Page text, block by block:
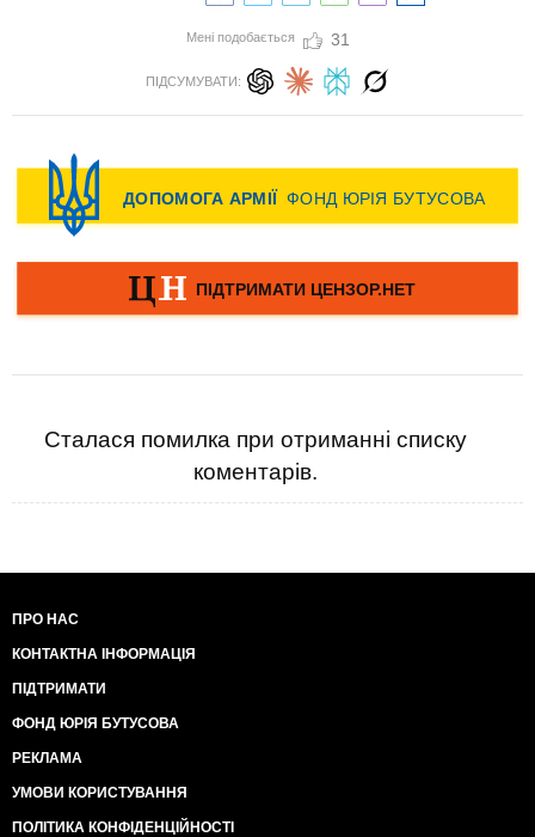
Мені подобається 31
ПІДСУМУВАТИ:
Сталася помилка при отриманні списку
коментарів.
ПРО НАС
КОНТАКТНА ІНФОРМАЦІЯ
ПІДТРИМАТИ
ФОНД ЮРІЯ БУТУСОВА
РЕКЛАМА
УМОВИ КОРИСТУВАННЯ
ПОЛІТИКА КОНФІДЕНЦІЙНОСТІ